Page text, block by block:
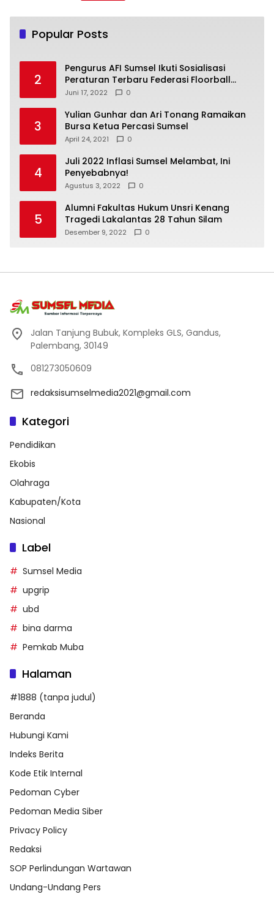
Popular Posts
2
Pengurus AFI Sumsel Ikuti Sosialisasi
Peraturan Terbaru Federasi Floorball
Internasional
Juni 17, 2022 0
3
Yulian Gunhar dan Ari Tonang Ramaikan
Bursa Ketua Percasi Sumsel
April 24, 2021 0
4
Juli 2022 Inflasi Sumsel Melambat, Ini
Penyebabnya!
Agustus 3, 2022 0
5
Alumni Fakultas Hukum Unsri Kenang
Tragedi Lakalantas 28 Tahun Silam
Desember 9, 2022 0
Jalan Tanjung Bubuk, Kompleks GLS, Gandus,
Palembang, 30149
081273050609
redaksisumselmedia2021@gmail.com
Kategori
Pendidikan
Ekobis
Olahraga
Kabupaten/Kota
Nasional
Label
Sumsel Media
upgrip
ubd
bina darma
Pemkab Muba
Halaman
#1888 (tanpa judul)
Beranda
Hubungi Kami
Indeks Berita
Kode Etik Internal
Pedoman Cyber
Pedoman Media Siber
Privacy Policy
Redaksi
SOP Perlindungan Wartawan
Undang-Undang Pers